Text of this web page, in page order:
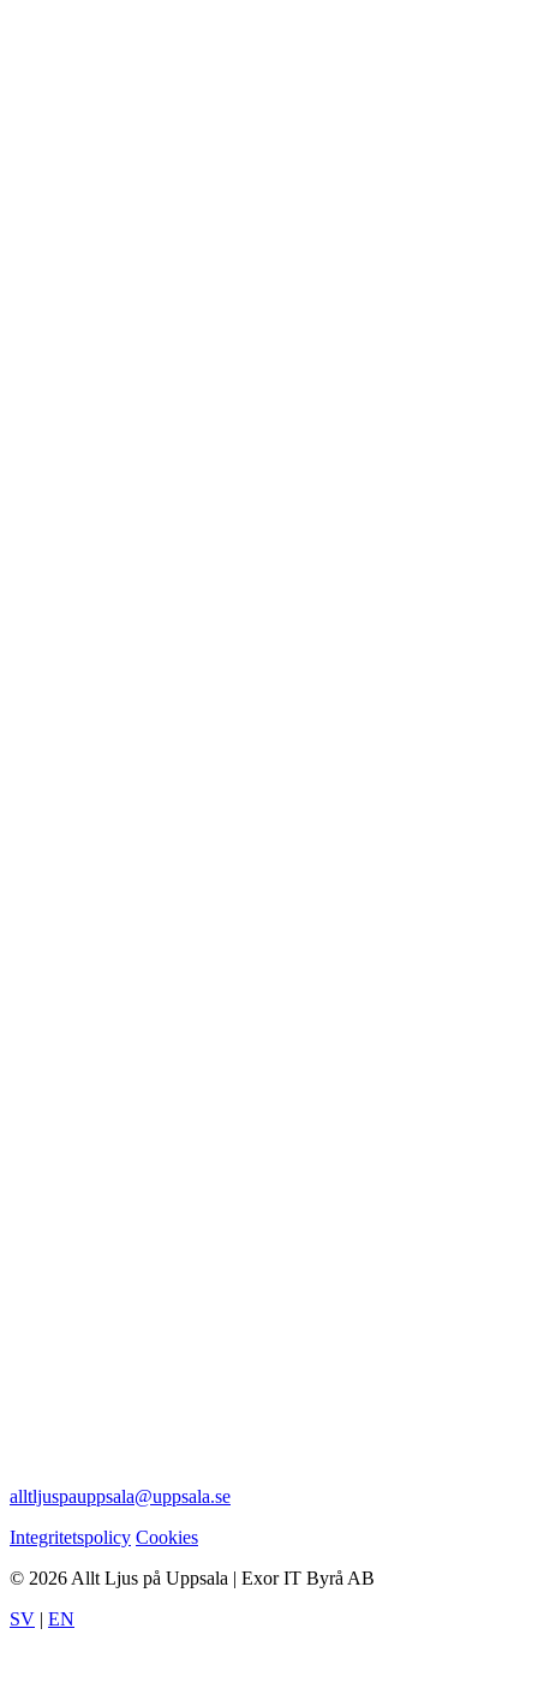
alltljuspauppsala@uppsala.se
Integritetspolicy Cookies
© 2026 Allt Ljus på Uppsala | Exor IT Byrå AB
SV | EN